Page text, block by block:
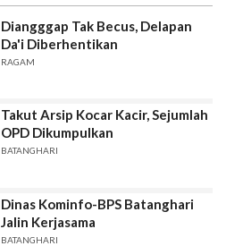
Diangggap Tak Becus, Delapan
Da'i Diberhentikan
RAGAM
Takut Arsip Kocar Kacir, Sejumlah
OPD Dikumpulkan
BATANGHARI
Dinas Kominfo-BPS Batanghari
Jalin Kerjasama
BATANGHARI